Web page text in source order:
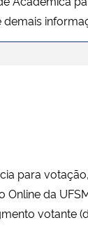
para
da
votante